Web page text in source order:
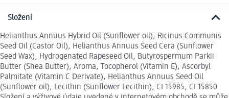
Složení
Helianthus Annuus Hybrid Oil (Sunflower oil), Ricinus Communis
Seed Oil (Castor Oil), Helianthus Annuus Seed Cera (Sunflower
Seed Wax), Hydrogenated Rapeseed Oil, Butyrospermum Parkii
Butter (Shea Butter), Aroma, Tocopherol (Vitamin E), Ascorbyl
Palmitate (Vitamin C Derivate), Helianthus Annuus Seed Oil
(Sunflower oil), Lecithin (Sunflower Lecithin), CI 15985, CI 15850